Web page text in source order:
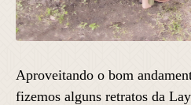
Aproveitando o bom
fizemos alguns retratos da